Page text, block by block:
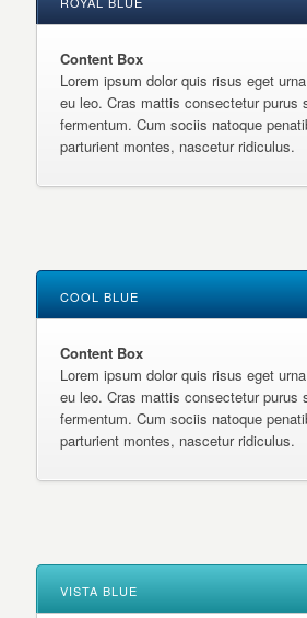
Content Box
Lorem ipsum dolor quis risus eget
eu leo. Cras mattis consectetur purus
fermentum. Cum sociis natoque
parturient montes, nascetur ridiculus.
COOL BLUE
Content Box
Lorem ipsum dolor quis risus eget
eu leo. Cras mattis consectetur purus
fermentum. Cum sociis natoque
parturient montes, nascetur ridiculus.
VISTA BLUE